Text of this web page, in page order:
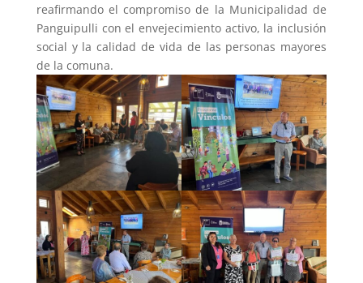
reafirmando el compromiso de la Municipalidad de
Panguipulli con el envejecimiento activo, la inclusión
social y la calidad de vida de las personas mayores
de la comuna.